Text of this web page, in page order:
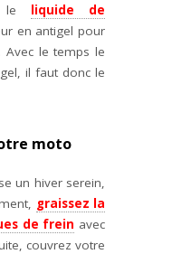
le liquide de
en antigel pour
Avec le temps le
il faut donc le
moto
un hiver serein,
graissez la
de frein avec
couvrez votre